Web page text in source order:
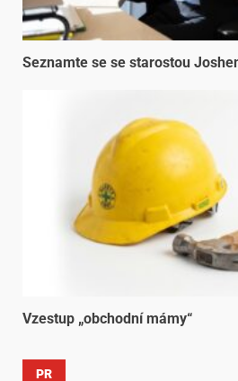
Seznamte se se starostou
Vzestup „obchodní mámy“
PR